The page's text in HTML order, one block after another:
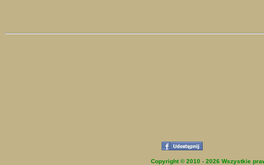
Copyright © 2010 - 2026 Wszystkie